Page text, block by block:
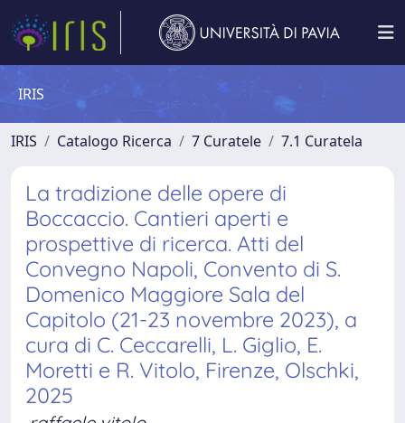
IRIS
IRIS Catalogo Ricerca 7 Curatele 7.1 Curatela
La tradizione delle opere di
Boccaccio. Cantieri aperti e
prospettive di ricerca. Atti del
Convegno Napoli, Convento di S.
Domenico Maggiore Sala del
Capitolo (21-23 novembre 2023), a
cura di C. Ceccarelli, L. Giglio, E.
Moretti e R. Vitolo, Firenze, Olschki,
2025